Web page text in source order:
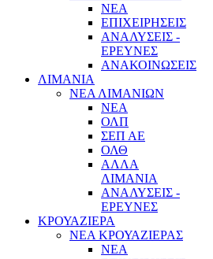
ΝΕΑ
ΕΠΙΧΕΙΡΗΣΕΙΣ
ΑΝΑΛΥΣΕΙΣ -
ΕΡΕΥΝΕΣ
ΑΝΑΚΟΙΝΩΣΕΙΣ
ΛΙΜΑΝΙΑ
ΝΕΑ ΛΙΜΑΝΙΩΝ
ΝΕΑ
ΟΛΠ
ΣΕΠ ΑΕ
ΟΛΘ
ΑΛΛΑ
ΛΙΜΑΝΙΑ
ΑΝΑΛΥΣΕΙΣ -
ΕΡΕΥΝΕΣ
ΚΡΟΥΑΖΙΕΡΑ
ΝΕΑ ΚΡΟΥΑΖΙΕΡΑΣ
NEA